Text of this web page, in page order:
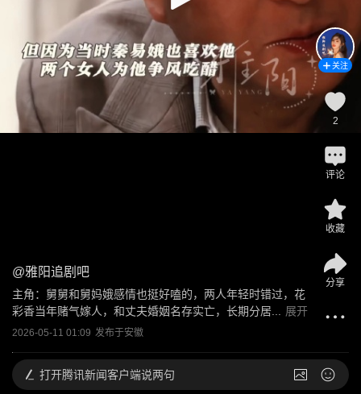
@雅阳追剧吧
主角：舅舅和舅妈娥感情也挺好嗑的，两人年轻时错过，花
彩香当年赌气嫁人，和丈夫婚姻名存实亡，长期分居...
展开
2026-05-11 01:09 发布于安徽
关注
2
评论
收藏
分享
打开腾讯新闻客户端说两句